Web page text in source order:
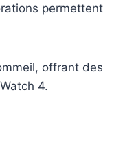
permettent
offrant des
4.